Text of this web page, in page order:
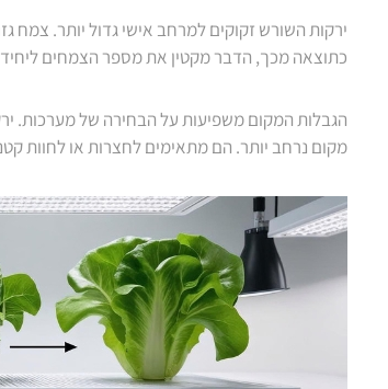
כתוצאה מכך, הדבר מקטין את מספר הצמחים
הגבלות המקום משפיעות על הבחירה של מערכות.
מקום נרחב יותר. הם מתאימים לחצרות או לחוות